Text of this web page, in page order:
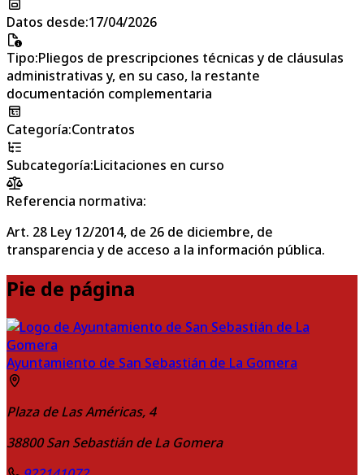
Datos desde:17/04/2026
Tipo:Pliegos de prescripciones técnicas y de cláusulas
administrativas y, en su caso, la restante
documentación complementaria
Categoría:Contratos
Subcategoría:Licitaciones en curso
Referencia normativa:
Art. 28 Ley 12/2014, de 26 de diciembre, de
transparencia y de acceso a la información pública.
Pie de página
Ayuntamiento de San Sebastián de La Gomera
Plaza de Las Américas, 4
38800 San Sebastián de La Gomera